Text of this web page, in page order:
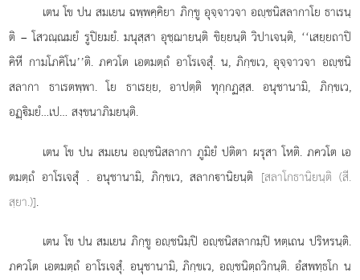
เตน โข ปน สมเยน ฉพฺพคฺคิยา ภิกฺขู อุจฺจาวจา อฺชนิสลากาโย ธาเรนฺ
ติ – โสวณฺณมยํ รูปิยมยํ. มนุสฺสาอุชฺฌายนฺติ ขิยฺยนฺติ วิปาเจนฺติ, ‘‘เสยฺยถาปิ
คิหี กามโภคิโน’’ติ. ภควโต เอตมตฺถํ อาโรเจสุํ. น, ภิกฺขเว, อุจฺจาวจา อฺชนิ
สลากา ธาเรตพฺพา. โย ธาเรยฺย, อาปตฺติ ทุกฺกฏสฺส. อนุชานามิ, ภิกฺขเว,
อฏฺิมยํ…เป… สงฺขนาภิมยนฺติ.
เตน โข ปน สมเยน อฺชนิสลากา ภูมิยํ ปติตา ผรุสา โหติ. ภควโต เอ
ตมตฺถํ อาโรเจสุํ . อนุชานามิ, ภิกฺขเว, สลากานิยนฺติ [สลาโกธานิยนฺติ (สี.
สฺยา.)].
เตน โข ปน สมเยน ภิกฺขู อฺชนิมฺปิ อฺชนิสลากมฺปิ หตฺเถน ปริหรนฺติ.
ภควโต เอตมตฺถํ อาโรเจสุํ. อนุชานามิ, ภิกฺขเว, อฺชนิตฺถวิกนฺติ. อํสพทฺธโก น